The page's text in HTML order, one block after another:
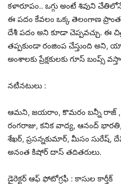
కళారూపం.. ఒగ్గు అంటే శివుని
ఈ పదం కేవలం ఒక్క తెలంగాణ
దేశీ పదం అని కూడా చెప్పవచ్చు. ఈ చిత్ర
తప్పకుండా రంజింప చేస్తుంది అని,
అంశాలకు ప్రేక్షకులకు గూస్ బంప్స్
నటీనటులు :
ఆమని, జయరాం, కొమరం బన్నీ రాజ్
రంగరాజు, కనిక వాద్య, ఆనంద్
శేఖర్, ప్రసన్నకుమార్, మీసం సురేష్,
అనంత కిషోర్ దాస్ తదితరులు.
డైరెక్టర్ ఆఫ్ ఫోటోగ్రఫీ : కాసుల కార్తీక్